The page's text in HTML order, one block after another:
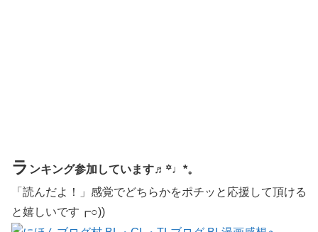
ラ ンキング参加しています♬꙳♩*。
「読んだよ！」感覚でどちらかをポチッと応援して頂ける
と嬉しいです┏○))